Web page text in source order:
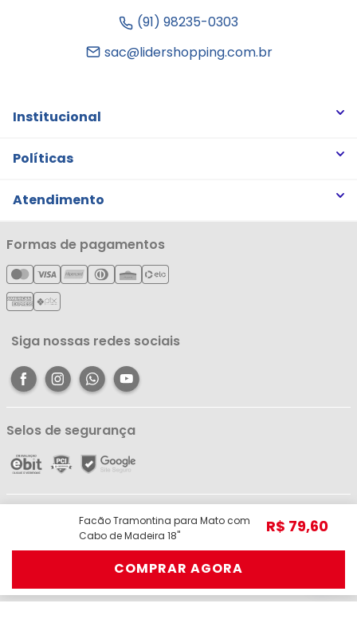
Facão Tramontina para Mato com
Cabo de Madeira 18''
R$ 79,60
COMPRAR AGORA
(91) 98235-0303
sac@lidershopping.com.br
Institucional
Quem somos
Notícias
Cartão Líderzan
Políticas
Trocas e Devoluções
Política de Privacidade
Política de Entrega
Política de Reembolso
Atendimento
Minha Conta
Meus Pedidos
Meus Favoritos
Central de Atendimento
Formas de pagamentos
Siga nossas redes sociais
Selos de segurança
Pariquis, 1056 - Jurunas, Belém - PA, 66033-590 | Telefone: (91) 98403-
3948 © Todos os direitos reservados.